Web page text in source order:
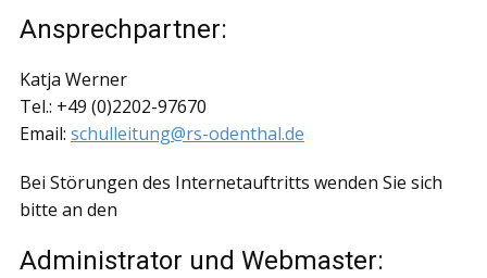
Ansprechpartner:
Katja Werner
Tel.: +49 (0)2202-97670
Email: schulleitung@rs-odenthal.de
Bei Störungen des Internetauftritts wenden Sie sich
bitte an den
Administrator und Webmaster: